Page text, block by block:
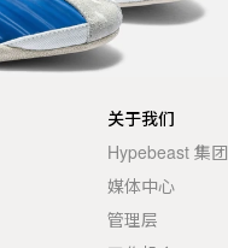
关于我们
Hypebeast 集团
媒体中心
管理层